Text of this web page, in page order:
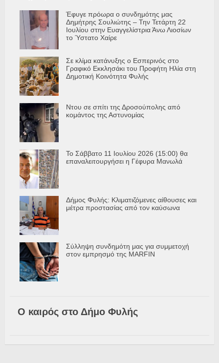
Έφυγε πρόωρα ο συνδημότης μας
Δημήτρης Σουλιώτης – Την Τετάρτη 22
Ιουλίου στην Ευαγγελίστρια Άνω Λιοσίων
το Ύστατο Χαίρε
Σε κλίμα κατάνυξης ο Εσπερινός στο
Γραφικό Εκκλησάκι του Προφήτη Ηλία στη
Δημοτική Κοινότητα Φυλής
Ντου σε σπίτι της Δροσούπολης από
κομάντος της Αστυνομίας
Το Σάββατο 11 Ιουλίου 2026 (15:00) θα
επαναλειτουργήσει η Γέφυρα Μανωλά
Δήμος Φυλής: Κλιματιζόμενες αίθουσες και
μέτρα προστασίας από τον καύσωνα
Σύλληψη συνδημότη μας για συμμετοχή
στον εμπρησμό της MARFIN
Ο καιρός στο Δήμο Φυλής